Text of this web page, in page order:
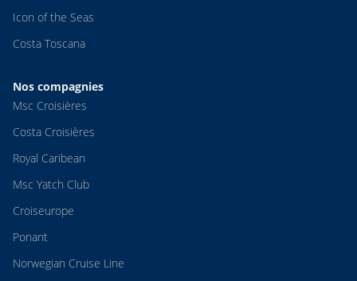
Icon of the Seas
Costa Toscana
Nos compagnies
Msc Croisières
Costa Croisières
Royal Caribean
Msc Yatch Club
Croiseurope
Ponant
Norwegian Cruise Line